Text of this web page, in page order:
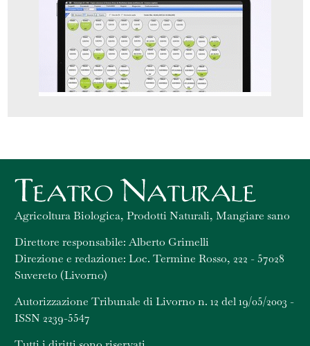
Agricoltura Biologica, Prodotti Naturali, Mangiare sano
Direttore responsabile: Alberto Grimelli
Direzione e redazione: Loc. Termine Rosso, 222 - 57028
Suvereto (Livorno)
Autorizzazione Tribunale di Livorno n. 12 del 19/05/2003 -
ISSN 2239-5547